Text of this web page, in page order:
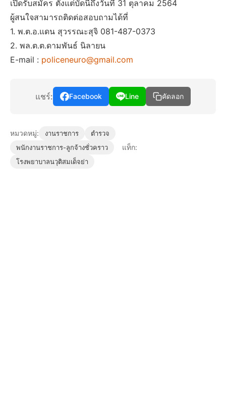
เปิดรับสมัคร ตั้งแต่บัดนี้ถึงวันที่ 31 ตุลาคม 2564
ผู้สนใจสามารถติดต่อสอบถามได้ที่
1. พ.ต.อ.แดน สุวรรณะสุจิ 081-487-0373
2. พล.ต.ต.ดามพันธ์ นิลายน
E-mail : policeneuro@gmail.com
แชร์: Facebook Line คัดลอก
หมวดหมู่: งานราชการ
ตำรวจ
พนักงานราชการ-ลูกจ้างชั่วคราว
แท็ก:
โรงพยาบาลนวุติสมเด็จย่า